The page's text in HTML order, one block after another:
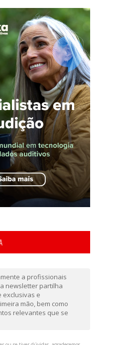
a profissionais
newsletter partilha
exclusivas e
mão, bem como
relevantes que se